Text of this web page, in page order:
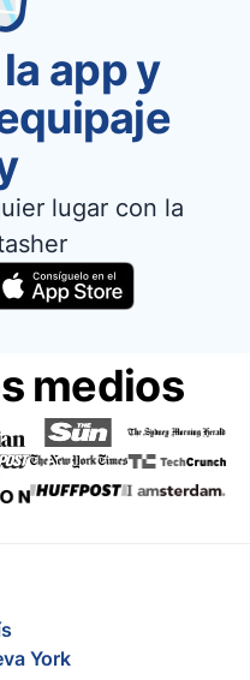
app y
lugar con la
medios
York